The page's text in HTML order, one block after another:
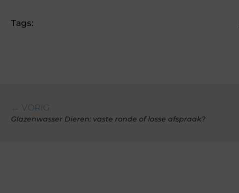
Tags:
← VORIG
Glazenwasser Dieren: vaste ronde of losse afspraak?